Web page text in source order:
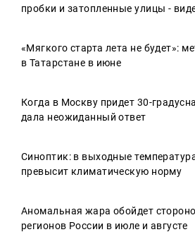
пробки и затопленные улицы -
«Мягкого старта лета не будет»:
в Татарстане в июне
Когда в Москву придет 30-
дала неожиданный ответ
Синоптик: в выходные
превысит климатическую норму
Аномальная жара обойдет
регионов России в июле и августе